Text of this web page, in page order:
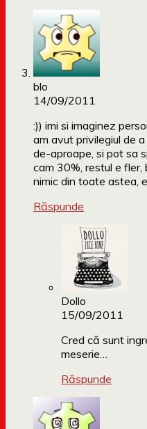
blo
14/09/2011
:)) imi si imaginez
am avut privilegiul de
de-aproape, si pot sa
cam 30%, restul e
nimic din toate astea,
Răspunde
Dollo
15/09/2011
Cred că sunt
meserie…
Răspunde